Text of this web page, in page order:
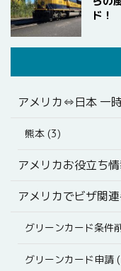
ド！
アメリカ⇔日本 一
熊本 (3)
アメリカお役立ち
アメリカでビザ関
グリーンカード条件
グリーンカード申請